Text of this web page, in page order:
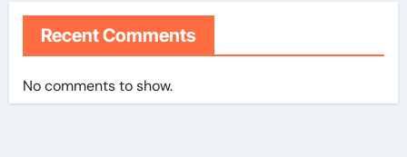
Recent Comments
No comments to show.